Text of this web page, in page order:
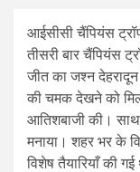
आईसीसी चैंपियंस
तीसरी बार चैंपियंस
जीत का जश्न
की चमक देखने को
आतिशबाजी की।
मनाया। शहर भर के
विशेष तैयारियाँ की